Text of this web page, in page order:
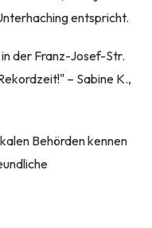
entspricht.
der Franz-Josef-Str.
– Sabine K.,
Behörden kennen